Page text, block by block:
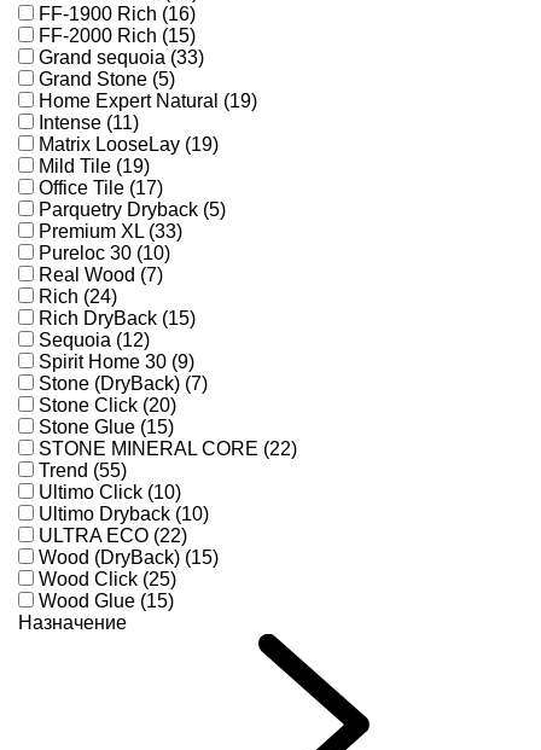
FF-1900 Rich (16)
FF-2000 Rich (15)
Grand sequoia (33)
Grand Stone (5)
Home Expert Natural (19)
Intense (11)
Matrix LooseLay (19)
Mild Tile (19)
Office Tile (17)
Parquetry Dryback (5)
Premium XL (33)
Pureloc 30 (10)
Real Wood (7)
Rich (24)
Rich DryBack (15)
Sequoia (12)
Spirit Home 30 (9)
Stone (DryBack) (7)
Stone Click (20)
Stone Glue (15)
STONE MINERAL CORE (22)
Trend (55)
Ultimo Click (10)
Ultimo Dryback (10)
ULTRA ECO (22)
Wood (DryBack) (15)
Wood Click (25)
Wood Glue (15)
Назначение